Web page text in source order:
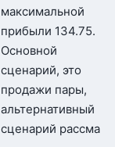
максимальной
прибыли 134.75.
Основной
сценарий, это
продажи пары,
альтернативный
сценарий рассма